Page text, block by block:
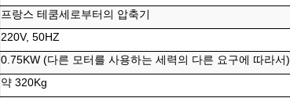
프랑스 테쿰세로부터의 압축기
220V, 50HZ
0.75KW (다른 모터를 사용하는 세력의 다른 요구에 따라서)
약 320Kg